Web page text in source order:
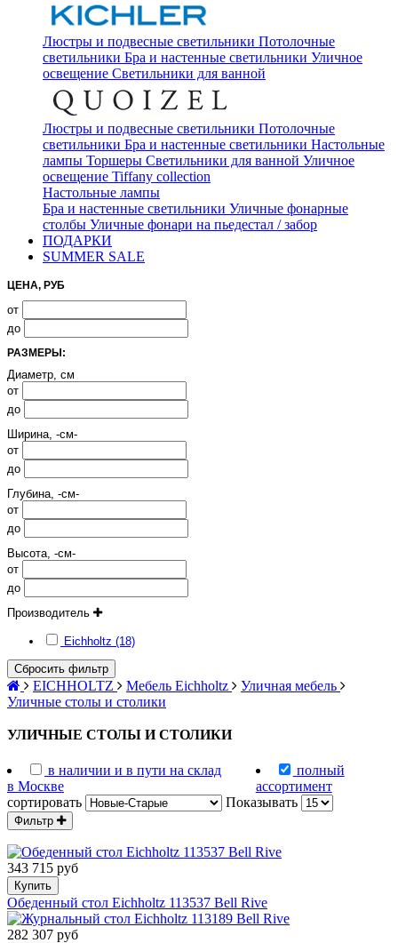
Люстры и подвесные светильники Потолочные
светильники Бра и настенные светильники Уличное
освещение Светильники для ванной
Люстры и подвесные светильники Потолочные
светильники Бра и настенные светильники Настольные
лампы Торшеры Светильники для ванной Уличное
освещение Tiffany collection
Настольные лампы
Бра и настенные светильники Уличные фонарные
столбы Уличные фонари на пьедестал / забор
ПОДАРКИ
SUMMER SALE
ЦЕНА, РУБ
от
до
РАЗМЕРЫ:
Диаметр, см
от
до
Ширина, -см-
от
до
Глубина, -см-
от
до
Высота, -см-
от
до
Производитель
Eichholtz (18)
Сбросить фильтр
EICHHOLTZ Мебель Eichholtz
Уличная мебель
Уличные столы и столики
УЛИЧНЫЕ СТОЛЫ И СТОЛИКИ
в наличии и в пути на склад
в Москве
полный
ассортимент
сортировать
Показывать
Фильтр
343 715 руб
Купить
Обеденный стол Eichholtz 113537 Bell Rive
282 307 руб